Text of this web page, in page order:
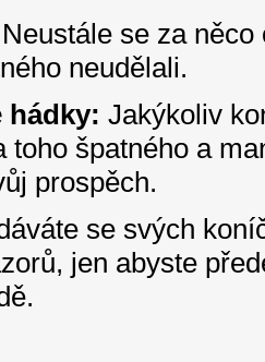
Neustále se za
neudělali.
hádky: Jakýkoliv
toho špatného a
prospěch.
se svých
jen abyste